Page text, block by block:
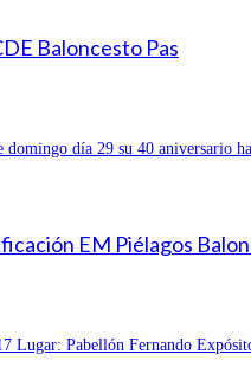
Baloncesto Pas
domingo día 29 su 40 aniversario
EM Piélagos
Lugar: Pabellón Fernando